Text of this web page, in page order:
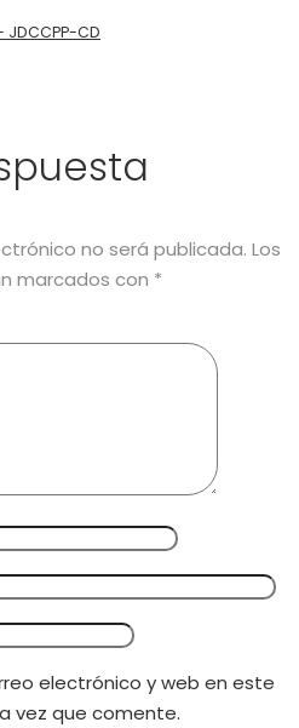
JDCCPP-CD
no será publicada. Los
marcados con *
electrónico y web en este
vez que comente.